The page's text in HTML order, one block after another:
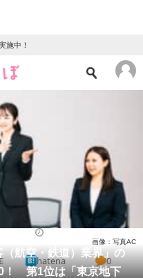
施中！
ース
ズ
育・育児
航空・鉄道）業界」の
！ 第1位は「東京地下
画像：写真AC
hatena 0